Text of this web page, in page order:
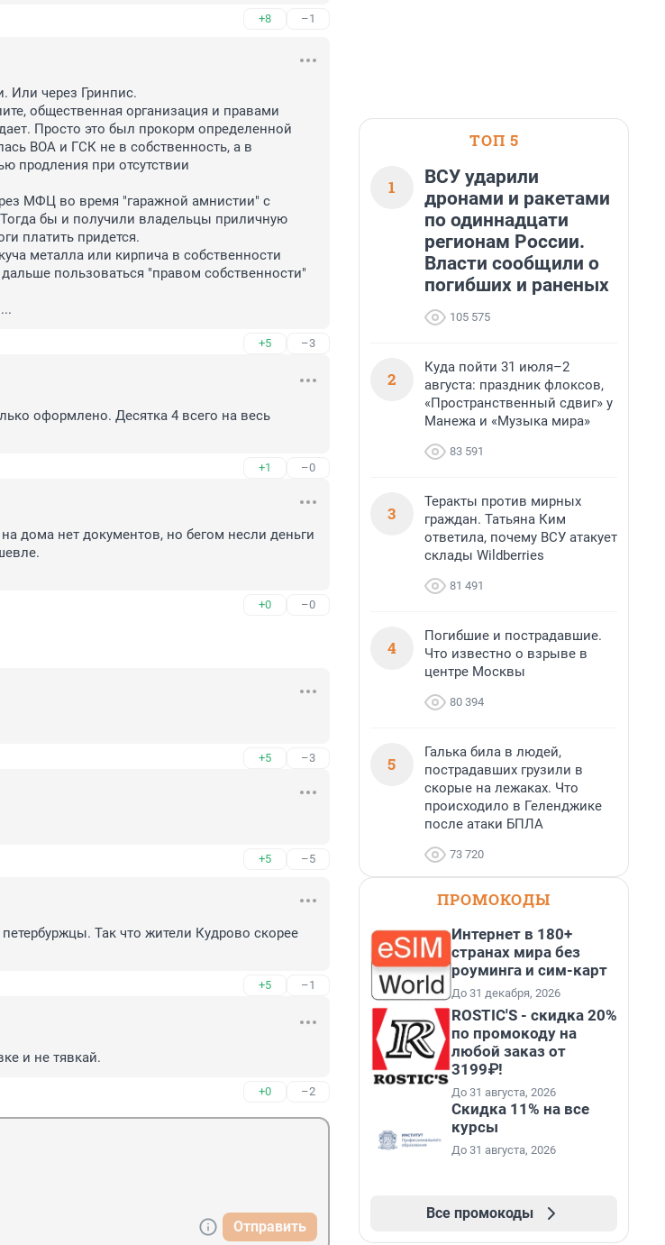
+8 –1
Или через Гринпис.
общественная организация и правами
Просто это был прокорм определенной
ВОА и ГСК не в собственность, а в
продления при отсутствии
МФЦ во время "гаражной амнистии" с
бы и получили владельцы приличную
платить придется.
металла или кирпича в собственности
пользоваться "правом собственности"
+5 –3
оформлено. Десятка 4 всего на весь
+1 –0
дома нет документов, но бегом несли деньги
+0 –0
+5 –3
+5 –5
Так что жители Кудрово скорее
+5 –1
и не тявкай.
+0 –2
Отправить
ТОП 5
1
ВСУ ударили
дронами и ракетами
по одиннадцати
регионам России.
Власти сообщили о
погибших и раненых
105 575
2
Куда пойти 31 июля–2
августа: праздник флоксов,
«Пространственный сдвиг» у
Манежа и «Музыка мира»
83 591
3
Теракты против мирных
граждан. Татьяна Ким
ответила, почему ВСУ атакует
склады Wildberries
81 491
4
Погибшие и пострадавшие.
Что известно о взрыве в
центре Москвы
80 394
5
Галька била в людей,
пострадавших грузили в
скорые на лежаках. Что
происходило в Геленджике
после атаки БПЛА
73 720
ПРОМОКОДЫ
Интернет в 180+
странах мира без
роуминга и сим-карт
До 31 декабря, 2026
ROSTIC'S - скидка 20%
по промокоду на
любой заказ от
3199₽!
До 31 августа, 2026
Скидка 11% на все
курсы
До 31 августа, 2026
Все промокоды